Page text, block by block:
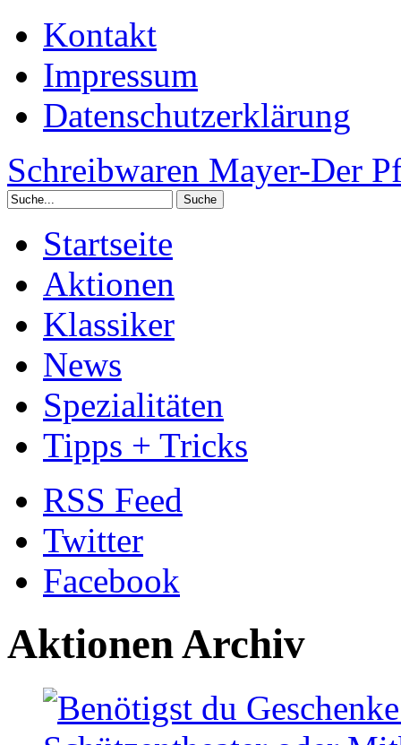
Kontakt
Impressum
Datenschutzerklärung
Schreibwaren Mayer-Der
Startseite
Aktionen
Klassiker
News
Spezialitäten
Tipps + Tricks
RSS Feed
Twitter
Facebook
Aktionen Archiv